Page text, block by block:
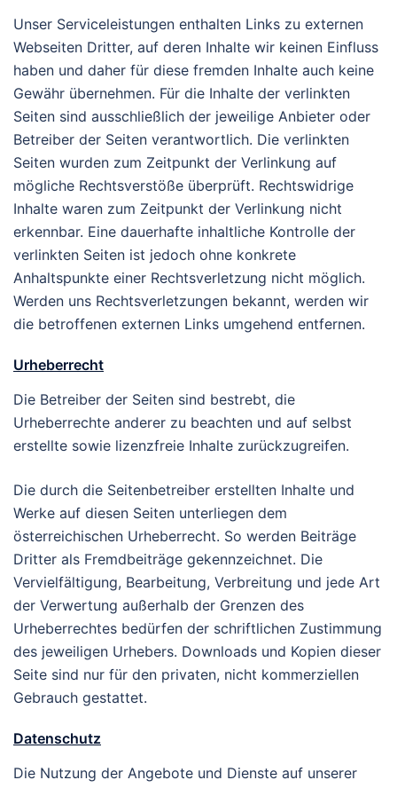
Unser Serviceleistungen enthalten Links zu externen
Webseiten Dritter, auf deren Inhalte wir keinen Einfluss
haben und daher für diese fremden Inhalte auch keine
Gewähr übernehmen. Für die Inhalte der verlinkten
Seiten sind ausschließlich der jeweilige Anbieter oder
Betreiber der Seiten verantwortlich. Die verlinkten
Seiten wurden zum Zeitpunkt der Verlinkung auf
mögliche Rechtsverstöße überprüft. Rechtswidrige
Inhalte waren zum Zeitpunkt der Verlinkung nicht
erkennbar. Eine dauerhafte inhaltliche Kontrolle der
verlinkten Seiten ist jedoch ohne konkrete
Anhaltspunkte einer Rechtsverletzung nicht möglich.
Werden uns Rechtsverletzungen bekannt, werden wir
die betroffenen externen Links umgehend entfernen.
Urheberrecht
Die Betreiber der Seiten sind bestrebt, die
Urheberrechte anderer zu beachten und auf selbst
erstellte sowie lizenzfreie Inhalte zurückzugreifen.
Die durch die Seitenbetreiber erstellten Inhalte und
Werke auf diesen Seiten unterliegen dem
österreichischen Urheberrecht. So werden Beiträge
Dritter als Fremdbeiträge gekennzeichnet. Die
Vervielfältigung, Bearbeitung, Verbreitung und jede Art
der Verwertung außerhalb der Grenzen des
Urheberrechtes bedürfen der schriftlichen Zustimmung
des jeweiligen Urhebers. Downloads und Kopien dieser
Seite sind nur für den privaten, nicht kommerziellen
Gebrauch gestattet.
Datenschutz
Die Nutzung der Angebote und Dienste auf unserer